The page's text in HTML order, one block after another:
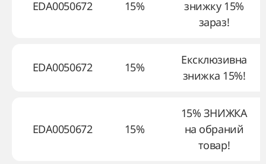
EDA0050672 15%
знижку 15%
зараз!
EDA0050672 15%
Ексклюзивна
знижка 15%!
EDA0050672 15%
15% ЗНИЖКА
на обраний
товар!